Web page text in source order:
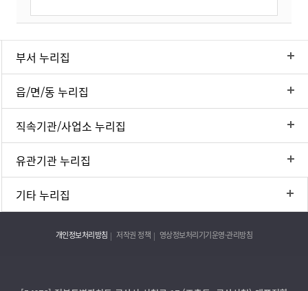
부서 누리집
읍/면/동 누리집
직속기관/사업소 누리집
유관기관 누리집
기타 누리집
개인정보처리방침 저작권 정책 영상정보처리기기운영·관리방침